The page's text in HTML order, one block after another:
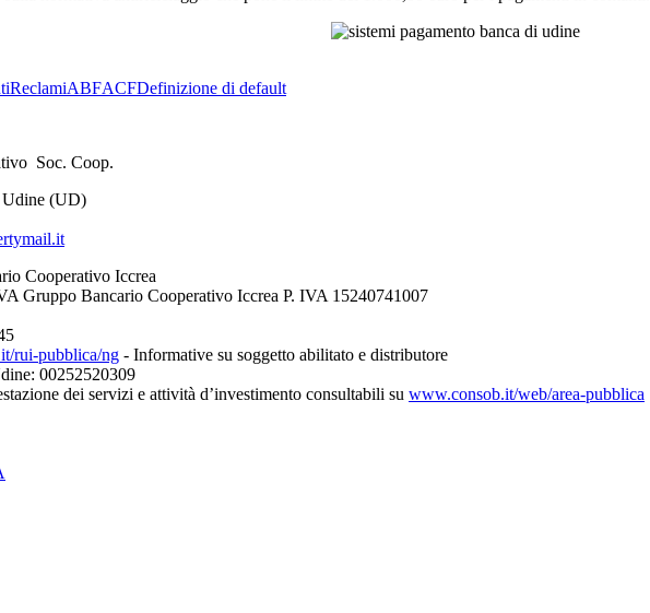
ReclamiABFACFDefinizione di default
Soc. Coop.
Udine (UD)
Cooperativo Iccrea
Gruppo Bancario Cooperativo Iccrea P. IVA 15240741007
rui-pubblica/ng - Informative su soggetto abilitato e distributore
00252520309
dei servizi e attività d’investimento consultabili su www.consob.it/web/area-pubblica